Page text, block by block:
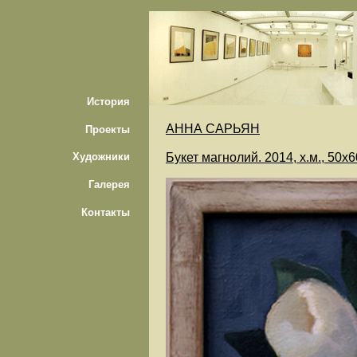
История
Проекты
Художники
Галерея
Контакты
АННА САРЬЯН
Букет магнолий. 2014, х.м.,